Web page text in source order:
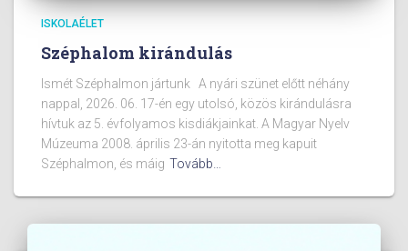
ISKOLAÉLET
Széphalom kirándulás
Ismét Széphalmon jártunk A nyári szünet előtt néhány
nappal, 2026. 06. 17-én egy utolsó, közös kirándulásra
hívtuk az 5. évfolyamos kisdiákjainkat. A Magyar Nyelv
Múzeuma 2008. április 23-án nyitotta meg kapuit
Széphalmon, és máig Tovább…